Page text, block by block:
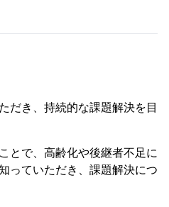
だき、持続的な課題解決を目
とで、高齢化や後継者不足に
っていただき、課題解決につ